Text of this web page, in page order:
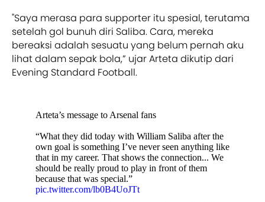
"Saya merasa para supporter itu spesial, terutama
setelah gol bunuh diri Saliba. Cara, mereka
bereaksi adalah sesuatu yang belum pernah aku
lihat dalam sepak bola,” ujar Arteta dikutip dari
Evening Standard Football.
Arteta’s message to Arsenal fans
“What they did today with William Saliba after the
own goal is something I’ve never seen anything like
that in my career. That shows the connection... We
should be really proud to play in front of them
because that was special.”
pic.twitter.com/lb0B4UoJTt